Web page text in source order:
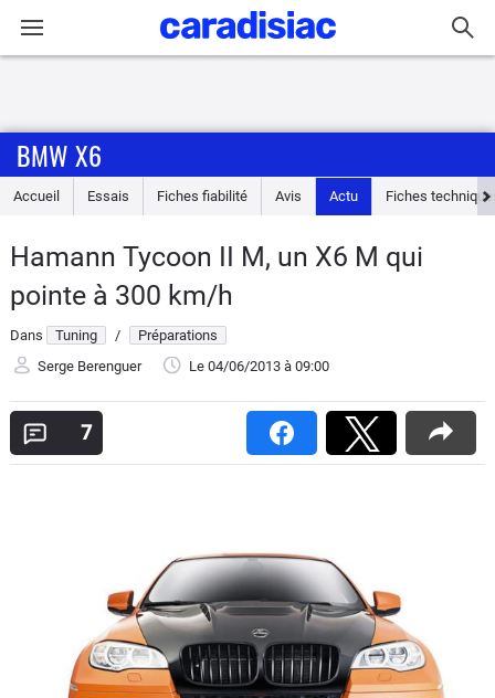
Accueil
Essais
Guide
d'achat
Electriques
Utilitaires
BMW X6
Accueil Essais Fiches fiabilité Avis Actu Fiches
Hamann Tycoon II M, un X6 M qui
pointe à 300 km/h
Dans Tuning /
Préparations
Serge Berenguer
Le 04/06/2013 à 09:00
7